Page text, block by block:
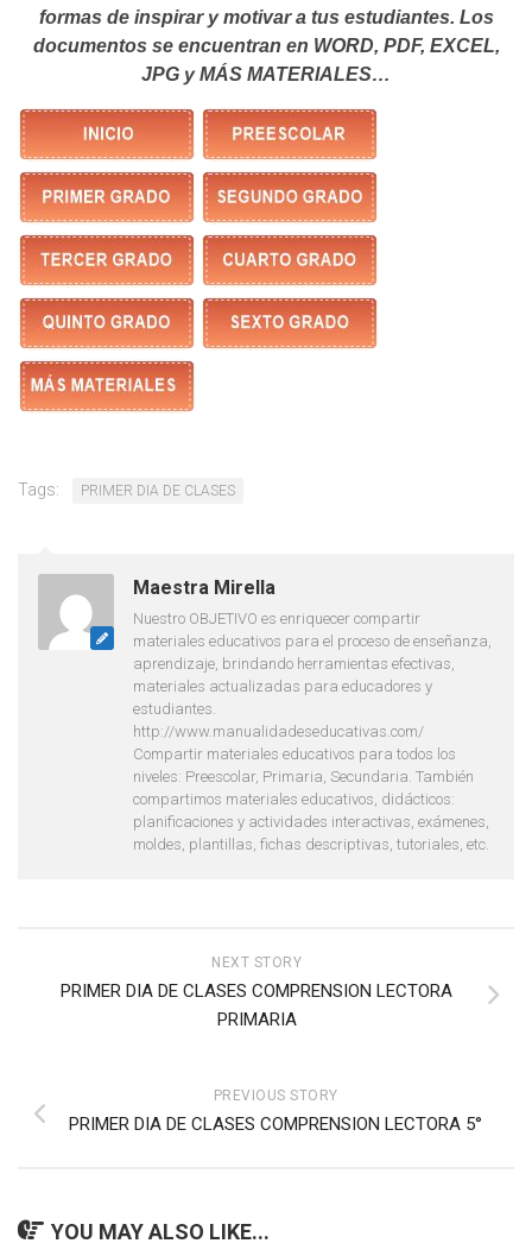
formas de inspirar y motivar a tus estudiantes. Los
documentos se encuentran en WORD, PDF, EXCEL,
JPG y MÁS MATERIALES…
Tags: PRIMER DIA DE CLASES
Maestra Mirella
Nuestro OBJETIVO es enriquecer compartir
materiales educativos para el proceso de enseñanza,
aprendizaje, brindando herramientas efectivas,
materiales actualizadas para educadores y
estudiantes.
http://www.manualidadeseducativas.com/
Compartir materiales educativos para todos los
niveles: Preescolar, Primaria, Secundaria. También
compartimos materiales educativos, didácticos:
planificaciones y actividades interactivas, exámenes,
moldes, plantillas, fichas descriptivas, tutoriales, etc.
NEXT STORY
PRIMER DIA DE CLASES COMPRENSION LECTORA
PRIMARIA
PREVIOUS STORY
PRIMER DIA DE CLASES COMPRENSION LECTORA 5°
YOU MAY ALSO LIKE...